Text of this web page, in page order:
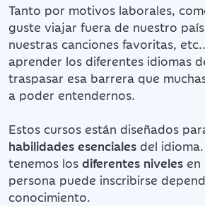
Tanto por motivos laborales,
guste viajar fuera de nuestro
nuestras canciones favoritas,
aprender los diferentes idiomas
traspasar esa barrera que
a poder entendernos.
Estos cursos están diseñados
habilidades esenciales del
tenemos los diferentes niveles en
persona puede inscribirse
conocimiento.